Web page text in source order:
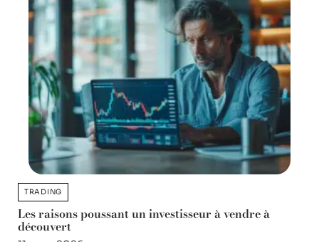
TRADING
Les raisons poussant un investisseur à vendre à
découvert